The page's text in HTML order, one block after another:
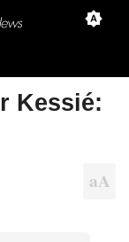
Kessié: